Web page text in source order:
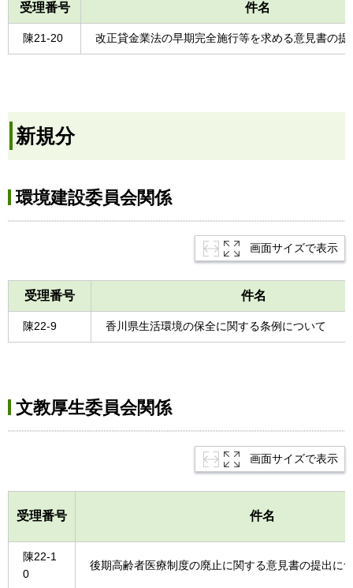
受理番号 件名
陳21-20 改正貸金業法の早期完全施行等を求める意見書の提
新規分
環境建設委員会関係
画面サイズで表示
受理番号 件名
陳22-9 香川県生活環境の保全に関する条例について
文教厚生委員会関係
画面サイズで表示
受理番号 件名
陳22-1
0
後期高齢者医療制度の廃止に関する意見書の提出に